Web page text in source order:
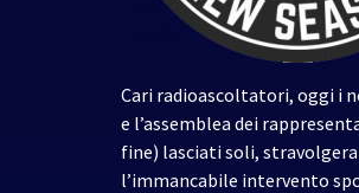
Cari radioascoltatori, oggi i
e l’assemblea dei
fine) lasciati soli,
l’immancabile intervento